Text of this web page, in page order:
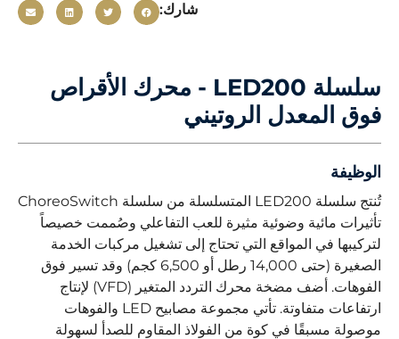
شارك:
سلسلة LED200 - محرك الأقراص
فوق المعدل الروتيني
الوظيفة
تُنتج سلسلة LED200 المتسلسلة من سلسلة ChoreoSwitch
تأثيرات مائية وضوئية مثيرة للعب التفاعلي وصُممت خصيصاً
لتركيبها في المواقع التي تحتاج إلى تشغيل مركبات الخدمة
الصغيرة (حتى 14,000 رطل أو 6,500 كجم) وقد تسير فوق
الفوهات. أضف مضخة محرك التردد المتغير (VFD) لإنتاج
ارتفاعات متفاوتة. تأتي مجموعة مصابيح LED والفوهات
موصولة مسبقًا في كوة من الفولاذ المقاوم للصدأ لسهولة